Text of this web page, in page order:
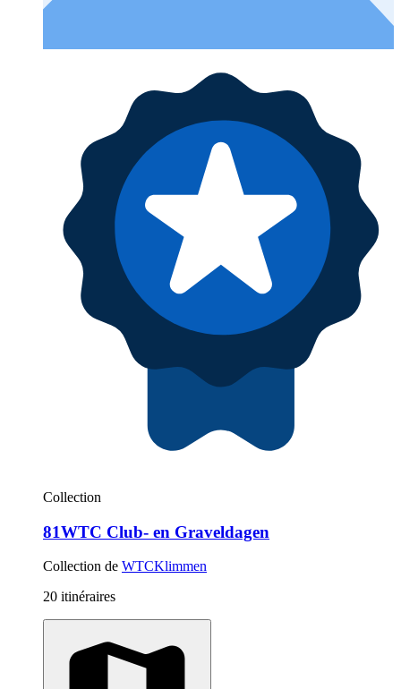
Collection
81WTC Club- en Graveldagen
Collection de WTCKlimmen
20 itinéraires